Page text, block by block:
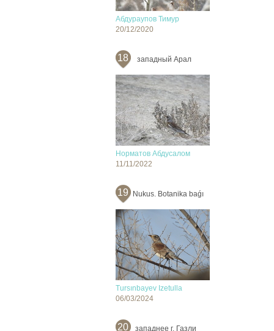
Абдураупов Тимур
20/12/2020
18 западный Арал
Норматов Абдусалом
11/11/2022
19 Nukus. Botanika baǵı
Tursınbayev Izetulla
06/03/2024
20 западнее г. Газли